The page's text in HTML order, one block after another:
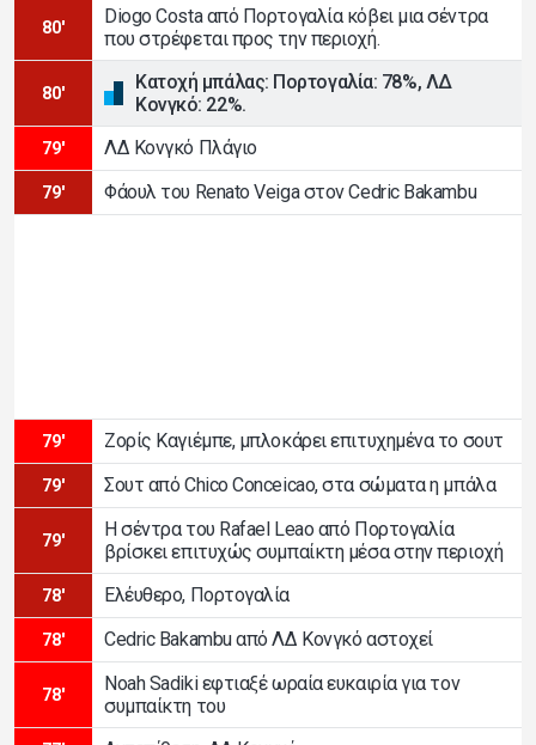
80'
Diogo Costa από Πορτογαλία κόβει μια σέντρα
που στρέφεται προς την περιοχή.
80'
Κατοχή μπάλας: Πορτογαλία: 78%, ΛΔ
Κονγκό: 22%.
79' ΛΔ Κονγκό Πλάγιο
79' Φάουλ του Renato Veiga στον Cedric Bakambu
79' Ζορίς Καγιέμπε, μπλοκάρει επιτυχημένα το σουτ
79' Σουτ από Chico Conceicao, στα σώματα η μπάλα
79'
Η σέντρα του Rafael Leao από Πορτογαλία
βρίσκει επιτυχώς συμπαίκτη μέσα στην περιοχή
78' Ελέυθερο, Πορτογαλία
78' Cedric Bakambu από ΛΔ Κονγκό αστοχεί
78'
Noah Sadiki εφτιαξέ ωραία ευκαιρία για τον
συμπαίκτη του